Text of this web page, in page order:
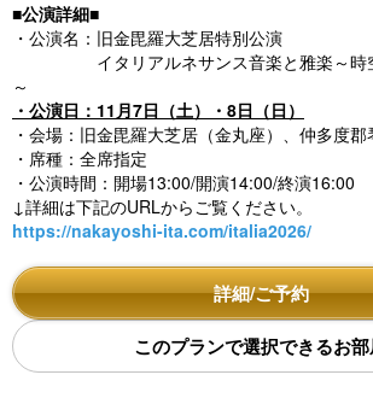
■公演詳細■
・公演名：旧金毘羅大芝居特別公演
イタリアルネサンス音楽と雅楽～時空
～
・公演日：11月7日（土）・8日（日）
・会場：旧金毘羅大芝居（金丸座）、仲多度郡
・席種：全席指定
・公演時間：開場13:00/開演14:00/終演16:00
↓詳細は下記のURLからご覧ください。
https://nakayoshi-ita.com/italia2026/
詳細/ご予約
このプランで選択できるお